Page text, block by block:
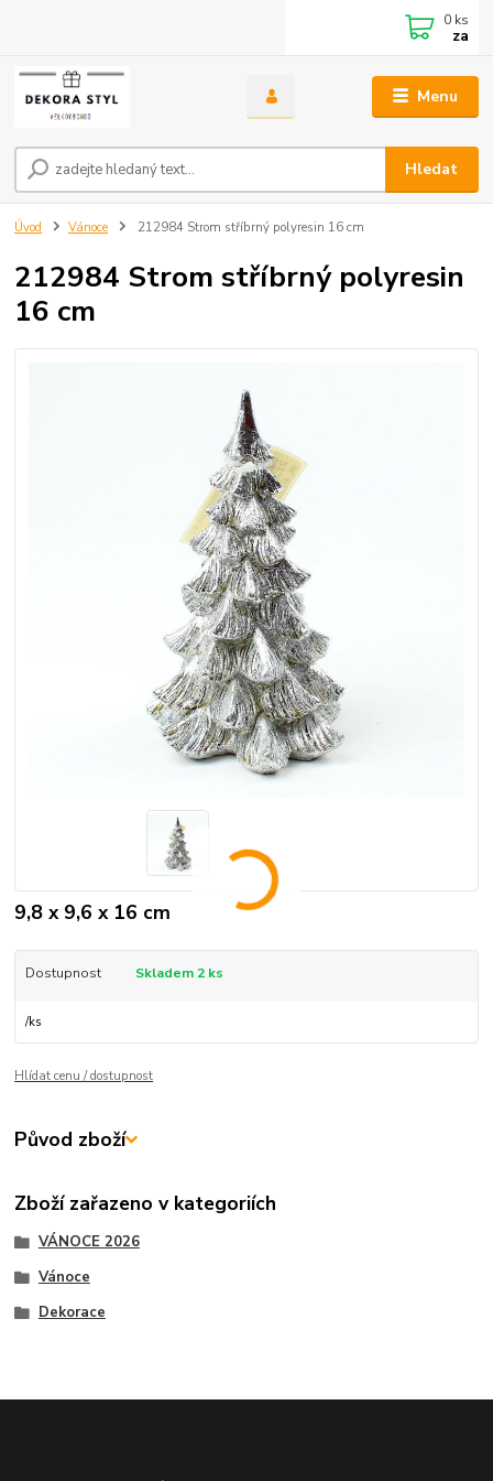
Menu
Hledat
0 ks
za
Úvod Vánoce 212984 Strom stříbrný polyresin 16 cm
212984 Strom stříbrný polyresin
16 cm
9,8 x 9,6 x 16 cm
Dostupnost Skladem 2 ks
/ks
Hlídat cenu / dostupnost
Původ zboží
Zboží zařazeno v kategoriích
VÁNOCE 2026
Vánoce
Dekorace